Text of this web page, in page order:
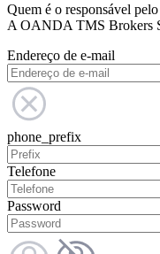
Quem é o responsável
A OANDA TMS Brokers
Endereço de e-mail
phone_prefix
Telefone
Password